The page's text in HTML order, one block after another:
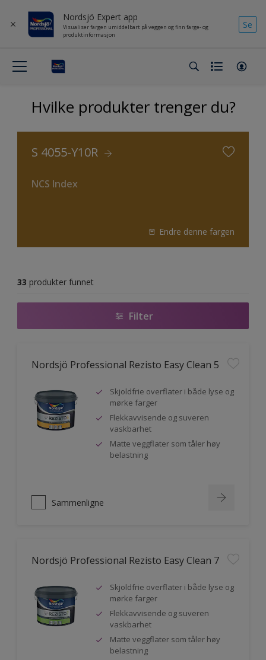
Nordsjö Expert app
Visualiser fargen umiddelbart på veggen og finn farge- og
produktinformasjon
Se
Hvilke produkter trenger du?
S 4055-Y10R
NCS Index
Endre denne fargen
33 produkter funnet
Filter
Nordsjö Professional Rezisto Easy Clean 5
Skjoldfrie overflater i både lyse og
mørke farger
Flekkavvisende og suveren
vaskbarhet
Matte veggflater som tåler høy
belastning
Sammenligne
Nordsjö Professional Rezisto Easy Clean 7
Skjoldfrie overflater i både lyse og
mørke farger
Flekkavvisende og suveren
vaskbarhet
Matte veggflater som tåler høy
belastning